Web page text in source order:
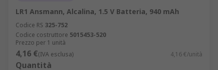
LR1 Ansmann, Alcalina, 1.5 V Batteria, 940 mAh
Codice RS 325-752
Codice costruttore 5015453-520
Prezzo per 1 unità
4,16 €(IVA esclusa) 4,16 €/unità
Quantità